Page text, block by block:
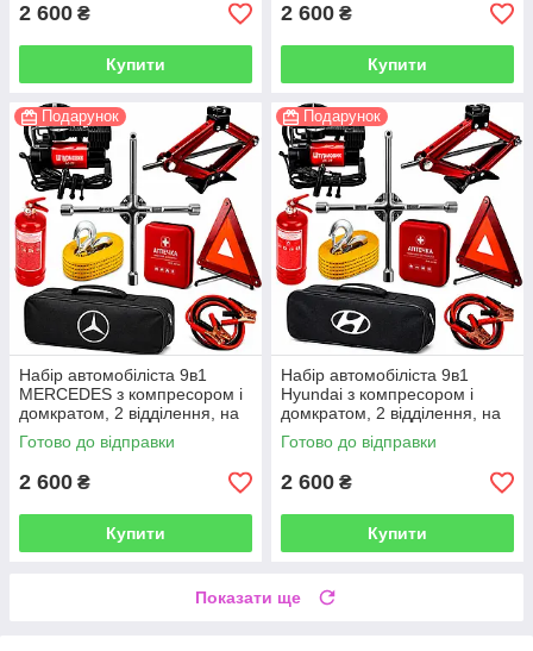
2 600 ₴
Купити
2 600 ₴
Купити
Подарунок
Набір автомобіліста 9в1
MERCEDES з компресором і
домкратом, 2 відділення, на
липучках, чорний
Готово до відправки
2 600 ₴
Купити
Подарунок
Набір автомобіліста 9в1
Hyundai з компресором і
домкратом, 2 відділення, на
липучках, чорний
Готово до відправки
2 600 ₴
Купити
Показати ще